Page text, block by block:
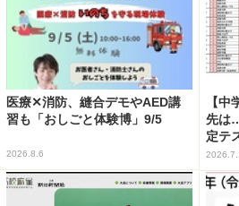
医療✕消防、縫合デモやAED講
習も「おしごと体験博」9/5
2026.8.6
【
先は
定テ